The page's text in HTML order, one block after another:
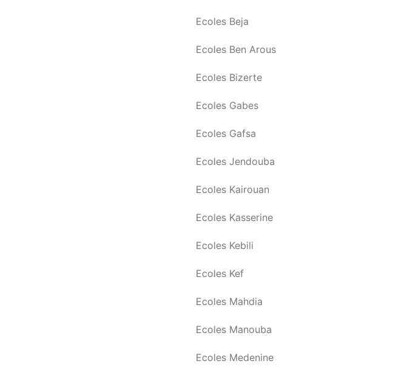
Ecoles Beja
Ecoles Ben Arous
Ecoles Bizerte
Ecoles Gabes
Ecoles Gafsa
Ecoles Jendouba
Ecoles Kairouan
Ecoles Kasserine
Ecoles Kebili
Ecoles Kef
Ecoles Mahdia
Ecoles Manouba
Ecoles Medenine